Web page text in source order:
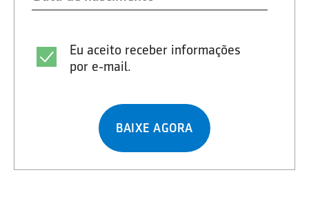
Eu aceito receber informações
por e-mail.
BAIXE AGORA